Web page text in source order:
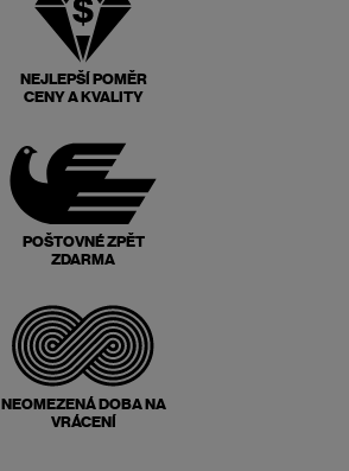
NEJLEPŠÍ POMĚR
CENY A KVALITY
POŠTOVNÉ ZPĚT
ZDARMA
NEOMEZENÁ DOBA NA
VRÁCENÍ